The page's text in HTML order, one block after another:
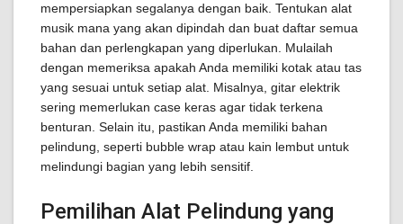
mempersiapkan segalanya dengan baik. Tentukan alat
musik mana yang akan dipindah dan buat daftar semua
bahan dan perlengkapan yang diperlukan. Mulailah
dengan memeriksa apakah Anda memiliki kotak atau tas
yang sesuai untuk setiap alat. Misalnya, gitar elektrik
sering memerlukan case keras agar tidak terkena
benturan. Selain itu, pastikan Anda memiliki bahan
pelindung, seperti bubble wrap atau kain lembut untuk
melindungi bagian yang lebih sensitif.
Pemilihan Alat Pelindung yang